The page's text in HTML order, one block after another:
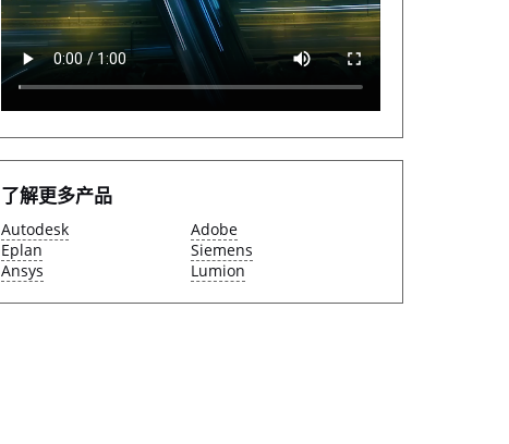
了解更多产品
Autodesk
Adobe
Eplan
Siemens
Ansys
Lumion